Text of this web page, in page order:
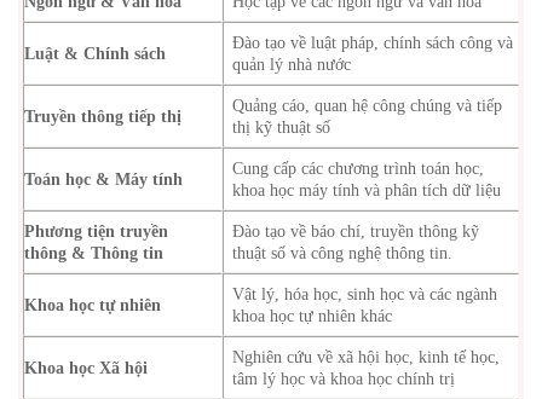
Luật & Chính sách
Đào tạo về luật pháp, chính sách công và
quản lý nhà nước
Truyền thông tiếp thị
Quảng cáo, quan hệ công chúng và tiếp
thị kỹ thuật số
Toán học & Máy tính
Cung cấp các chương trình toán học,
khoa học máy tính và phân tích dữ liệu
Phương tiện truyền
thông & Thông tin
Đào tạo về báo chí, truyền thông kỹ
thuật số và công nghệ thông tin.
Khoa học tự nhiên
Vật lý, hóa học, sinh học và các ngành
khoa học tự nhiên khác
Khoa học Xã hội
Nghiên cứu về xã hội học, kinh tế học,
tâm lý học và khoa học chính trị